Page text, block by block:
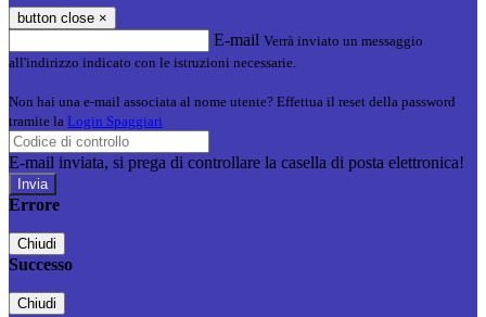
button close ×
E-mail Verrà inviato un messaggio
all'indirizzo indicato con le istruzioni necessarie.
Non hai una e-mail associata al nome utente? Effettua il reset della password
tramite la Login Spaggiari
E-mail inviata, si prega di controllare la casella di posta elettronica!
Errore
Chiudi
Successo
Chiudi